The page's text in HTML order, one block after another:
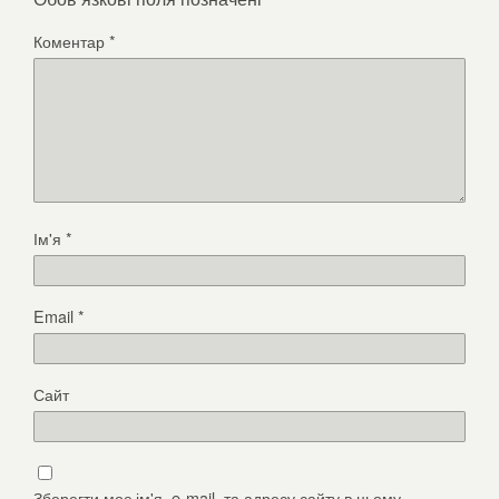
Коментар*
Ім'я *
Email*
Сайт